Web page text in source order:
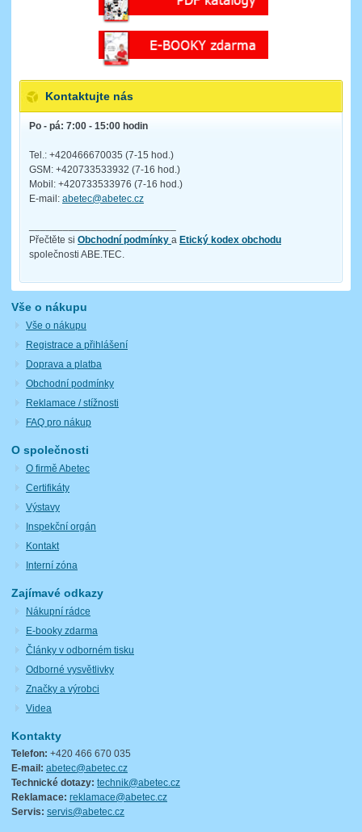
Kontaktujte nás
Po - pá: 7:00 - 15:00 hodin
Tel.: +420466670035 (7-15 hod.)
GSM: +420733533932 (7-16 hod.)
Mobil: +420733533976 (7-16 hod.)
E-mail: abetec@abetec.cz
Přečtěte si Obchodní podmínky a Etický kodex obchodu
společnosti ABE.TEC.
Vše o nákupu
Vše o nákupu
Registrace a přihlášení
Doprava a platba
Obchodní podmínky
Reklamace / stížnosti
FAQ pro nákup
O společnosti
O firmě Abetec
Certifikáty
Výstavy
Inspekční orgán
Kontakt
Interní zóna
Zajímavé odkazy
Nákupní rádce
E-booky zdarma
Články v odborném tisku
Odborné vysvětlivky
Značky a výrobci
Videa
Kontakty
Telefon: +420 466 670 035
E-mail: abetec@abetec.cz
Technické dotazy: technik@abetec.cz
Reklamace: reklamace@abetec.cz
Servis: servis@abetec.cz